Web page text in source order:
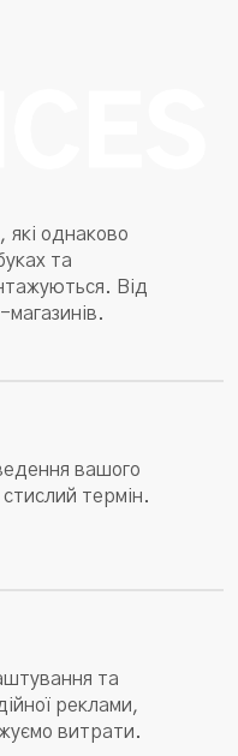
які однаково
та
Від
магазинів.
вашого
термін.
та
реклами,
витрати.